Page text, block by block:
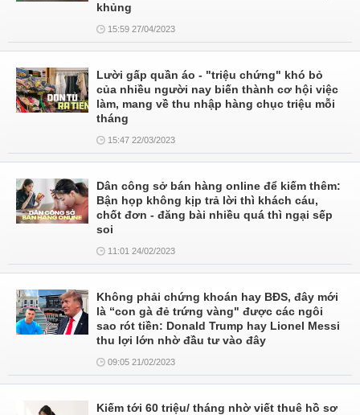
khủng
15:59 27/04/2023
Lười gấp quần áo - "triệu chứng" khó bỏ
của nhiều người nay biến thành cơ hội việc
làm, mang về thu nhập hàng chục triệu mỗi
tháng
15:47 22/03/2023
Dân công sở bán hàng online để kiếm thêm:
Bận họp không kịp trả lời thì khách cáu,
chốt đơn - đăng bài nhiều quá thì ngại sếp
soi
11:01 24/02/2023
Không phải chứng khoán hay BĐS, đây mới
là “con gà đẻ trứng vàng" được các ngôi
sao rót tiền: Donald Trump hay Lionel Messi
thu lợi lớn nhờ đầu tư vào đây
09:05 21/02/2023
Kiếm tới 60 triệu/ tháng nhờ viết thuê hồ sơ